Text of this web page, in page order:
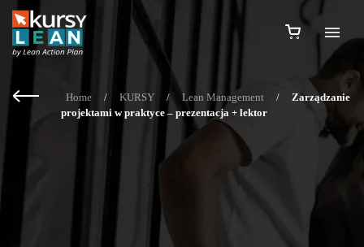
Home / KURSY / Lean Management /
Zarządzanie
projektami w praktyce – prezentacja + lektor